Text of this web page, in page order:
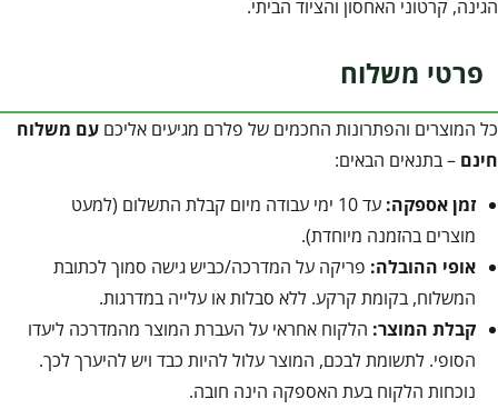
הגינה, קרטוני האחסון והציוד הביתי.
פרטי משלוח
כל המוצרים והפתרונות החכמים של פלרם מגיעים אליכם עם משלוח
חינם – בתנאים הבאים:
זמן אספקה:
עד 10 ימי עבודה מיום קבלת התשלום (למעט
מוצרים בהזמנה מיוחדת).
אופי ההובלה: פריקה על המדרכה/כביש גישה סמוך לכתובת
המשלוח, בקומת קרקע. ללא סבלות או עלייה במדרגות.
קבלת המוצר: הלקוח אחראי על העברת המוצר מהמדרכה ליעדו
הסופי. לתשומת לבכם, המוצר עלול להיות כבד ויש להיערך לכך.
נוכחות הלקוח בעת האספקה הינה חובה.